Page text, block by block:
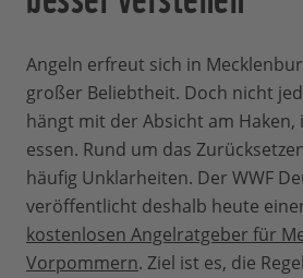
Angeln erfreut sich in
großer Beliebtheit. Doch nicht
hängt mit der Absicht am Haken,
essen. Rund um das
häufig Unklarheiten. Der WWF
veröffentlicht deshalb heute
kostenlosen Angelratgeber für
Vorpommern. Ziel ist es, die